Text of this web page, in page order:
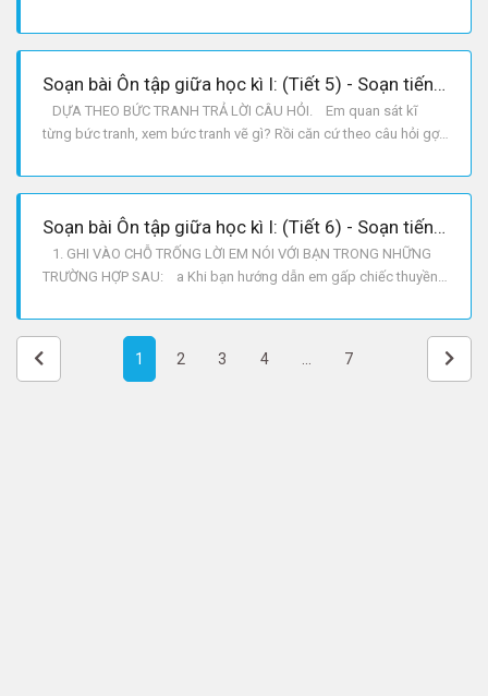
giờ. Gà trống: gáy vang Ò...Ó...O, báo trời sáng. Tu hú: kêu tu
Soạn bài Ôn tập giữa học kì I: (Tiết 5) - Soạn tiếng việt lớp 2
DỰA THEO BỨC TRANH TRẢ LỜI CÂU HỎI. Em quan sát kĩ
từng bức tranh, xem bức tranh vẽ gì? Rồi căn cứ theo câu hỏi gợi
Hàng ngày, mẹ thường đưa Tuấn đến trường trên chiếc xe Honda.
Soạn bài Ôn tập giữa học kì I: (Tiết 6) - Soạn tiếng việt lớp 2
1. GHI VÀO CHỖ TRỐNG LỜI EM NÓI VỚI BẠN TRONG NHỮNG
TRƯỜNG HỢP SAU: a Khi bạn hướng dẫn em gấp chiếc thuyền
của bạn và trả không đúng hẹn. d Khi có khách đến nhà, biết
em học tốt chúc mừng em. 12. Gợi ý Em đọc kĩ những
1 2 3 4 7